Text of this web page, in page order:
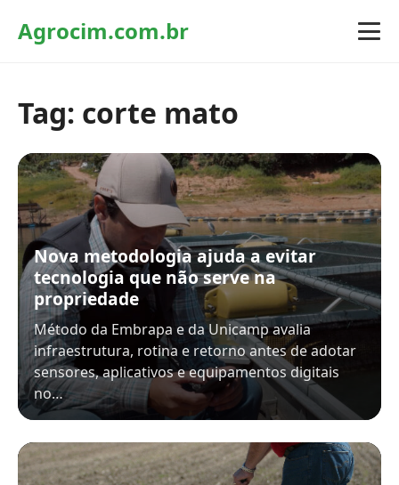
Agrocim.com.br
Tag: corte mato
Nova metodologia ajuda a evitar
tecnologia que não serve na
propriedade
Método da Embrapa e da Unicamp avalia
infraestrutura, rotina e retorno antes de adotar
sensores, aplicativos e equipamentos digitais
no…